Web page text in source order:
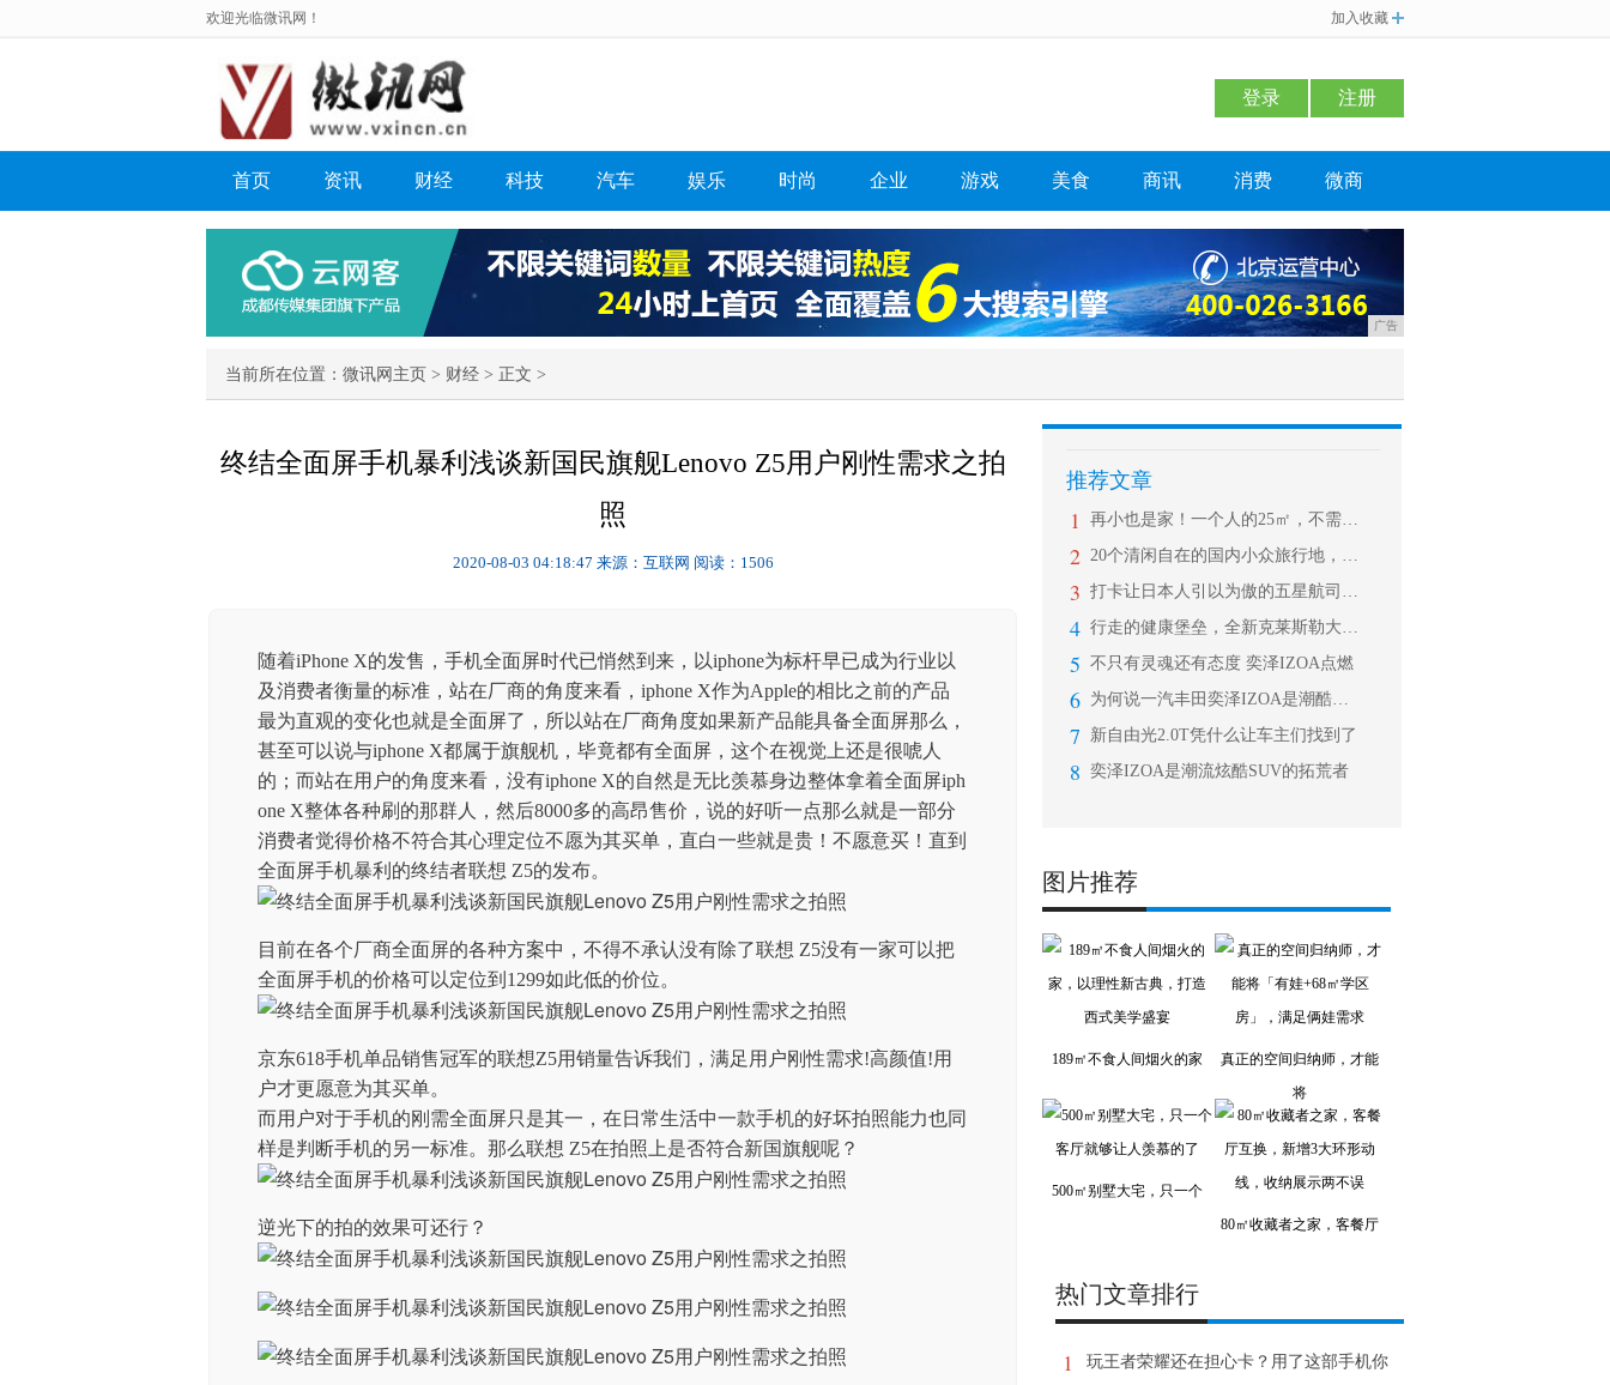
欢迎光临微讯网！ 加入收藏
登录 注册
首页 资讯 财经 科技 汽车 娱乐 时尚 企业 游戏 美食 商讯 消费 微商
广告
当前所在位置： 微讯网主页 > 财经 > 正文 >
终结全面屏手机暴利浅谈新国民旗舰Lenovo Z5用户刚性需求之拍
照
2020-08-03 04:18:47 来源：互联网 阅读：1506
随着iPhone X的发售，手机全面屏时代已悄然到来，以iphone为标杆早已成为行业以
及消费者衡量的标准，站在厂商的角度来看，iphone X作为Apple的相比之前的产品
最为直观的变化也就是全面屏了，所以站在厂商角度如果新产品能具备全面屏那么，
甚至可以说与iphone X都属于旗舰机，毕竟都有全面屏，这个在视觉上还是很唬人
的；而站在用户的角度来看，没有iphone X的自然是无比羡慕身边整体拿着全面屏iph
one X整体各种刷的那群人，然后8000多的高昂售价，说的好听一点那么就是一部分
消费者觉得价格不符合其心理定位不愿为其买单，直白一些就是贵！不愿意买！直到
全面屏手机暴利的终结者联想 Z5的发布。
目前在各个厂商全面屏的各种方案中，不得不承认没有除了联想 Z5没有一家可以把
全面屏手机的价格可以定位到1299如此低的价位。
京东618手机单品销售冠军的联想Z5用销量告诉我们，满足用户刚性需求!高颜值!用
户才更愿意为其买单。
而用户对于手机的刚需全面屏只是其一，在日常生活中一款手机的好坏拍照能力也同
样是判断手机的另一标准。那么联想 Z5在拍照上是否符合新国旗舰呢？
逆光下的拍的效果可还行？
推荐文章
1 再小也是家！一个人的25㎡，不需要太
2 20个清闲自在的国内小众旅行地，让喧
3 打卡让日本人引以为傲的五星航司ANA
4 行走的健康堡垒，全新克莱斯勒大捷龙
5 不只有灵魂还有态度 奕泽IZOA点燃
6 为何说一汽丰田奕泽IZOA是潮酷单品
7 新自由光2.0T凭什么让车主们找到了
8 奕泽IZOA是潮流炫酷SUV的拓荒者
图片推荐
189㎡不食人间烟火的家
真正的空间归纳师，才能
将
500㎡别墅大宅，只一个
80㎡收藏者之家，客餐厅
热门文章排行
1 玩王者荣耀还在担心卡？用了这部手机你